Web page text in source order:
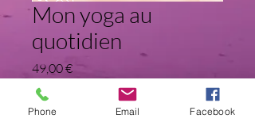
Mon yoga au
quotidien
49,00 €Price
Ajouter au panier
Phone Email Facebook